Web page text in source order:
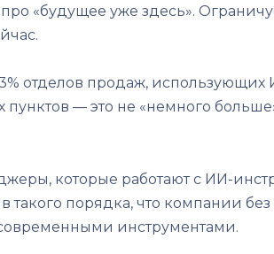
про «будущее уже здесь».
отделов продаж, использующих
— это не «немного
которые работают с ИИ-
такого порядка, что компании
инструментами.